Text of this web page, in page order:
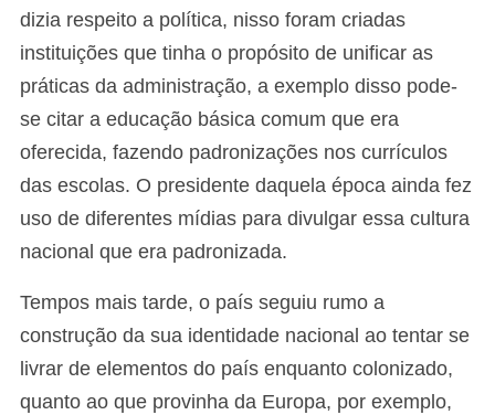
dizia respeito a política, nisso foram criadas
instituições que tinha o propósito de unificar as
práticas da administração, a exemplo disso pode-
se citar a educação básica comum que era
oferecida, fazendo padronizações nos currículos
das escolas. O presidente daquela época ainda fez
uso de diferentes mídias para divulgar essa cultura
nacional que era padronizada.
Tempos mais tarde, o país seguiu rumo a
construção da sua identidade nacional ao tentar se
livrar de elementos do país enquanto colonizado,
quanto ao que provinha da Europa, por exemplo,